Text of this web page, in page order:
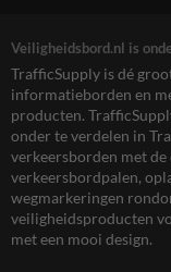
Veiligheidsbord.nl is
TrafficSupply is dé
informatieborden en
producten.
onder te verdelen in
verkeersborden met
verkeersbordpalen,
wegmarkeringen
veiligheidsproducten
met een mooi design.